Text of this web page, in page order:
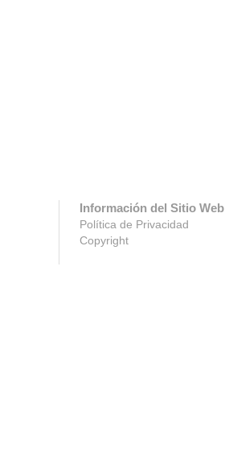
Información del Sitio Web
Política de Privacidad
Copyright